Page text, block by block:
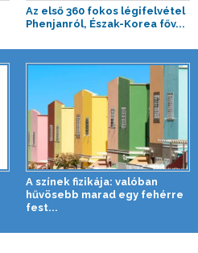
Az első 360 fokos légifelvétel
Phenjanról, Észak-Korea főv...
A színek fizikája: valóban
hűvösebb marad egy fehérre
fest...